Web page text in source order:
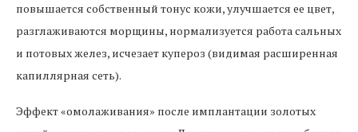
повышается собственный тонус кожи, улучшается ее цвет,
разглаживаются морщины, нормализуется работа сальных
и потовых желез, исчезает купероз (видимая расширенная
капиллярная сеть).
Эффект «омолаживания» после имплантации золотых